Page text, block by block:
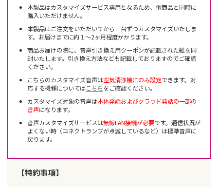
本製品はカスタマイズサービス専用となるため、他商品と同時に
購入いただけません。
本製品はご注文をいただいてから一台ずつカスタマイズいたしま
す。お届けまでに約１～2ヶ月程度かかります。
商品お届けの際に、音声引き換え用クーポンが記載された紙を同
封いたします。引き換え方法なども記載しておりますのでご確認
ください。
こちらのカスタマイズ音声は空気清浄機にのみ設定できます。対
応する機種についてはこちらをご確認ください。
カスタマイズ対象の音声は本体発話およびクラウド発話の一部の
音声になります。
音声カスタマイズサービスは無線LAN接続が必要です。通信状況が
よくない時（コネクトランプが点滅しているなど）は標準音声に
戻ります。
【特約事項】